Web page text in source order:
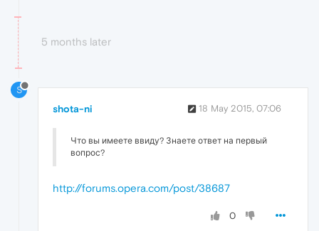
5 months later
S
shota-ni 18 May 2015, 07:06
Что вы имеете ввиду? Знаете ответ на первый
вопрос?
http://forums.opera.com/post/38687
0